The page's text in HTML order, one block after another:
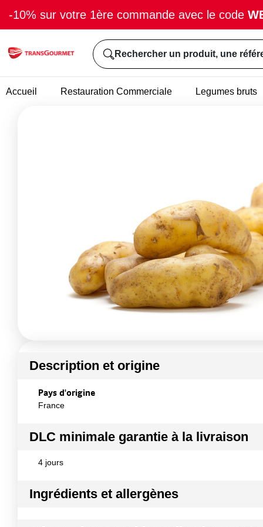
-10% sur votre 1ère commande avec le code
Rechercher un produit, une
Accueil Restauration Commerciale Legumes bruts
Description et origine
Pays d'origine
France
DLC minimale garantie à la livraison
4 jours
Ingrédients et allergènes